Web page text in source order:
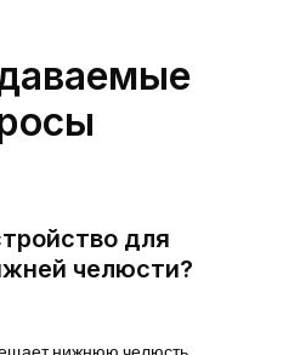
для
челюсти?